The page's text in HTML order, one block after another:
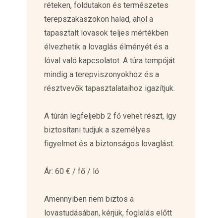
réteken, földutakon és természetes
terepszakaszokon halad, ahol a
tapasztalt lovasok teljes mértékben
élvezhetik a lovaglás élményét és a
lóval való kapcsolatot. A túra tempóját
mindig a terepviszonyokhoz és a
résztvevők tapasztalataihoz igazítjuk.
A túrán legfeljebb 2 fő vehet részt, így
biztosítani tudjuk a személyes
figyelmet és a biztonságos lovaglást.
Ár: 60 € / fő / ló
Amennyiben nem biztos a
lovastudásában, kérjük, foglalás előtt